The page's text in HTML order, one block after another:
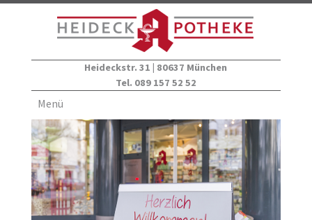
Heideckstr. 31 | 80637 München
Tel. 089 157 52 52
Menü